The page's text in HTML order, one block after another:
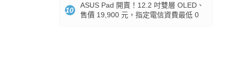
10
ASUS Pad 開賣！12.2 吋雙層 OLED、
售價 19,900 元，指定電信資費最低 0